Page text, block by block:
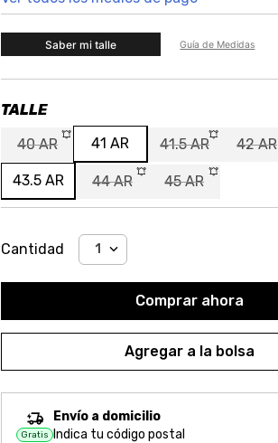
Guía de Medidas
Saber mi talle
40 AR 41 AR 41.5 AR 42 AR
43.5 AR 44 AR 45 AR
Cantidad 1
Comprar ahora
Agregar a la bolsa
Gratis
Envío a domicilio
Indica tu código postal